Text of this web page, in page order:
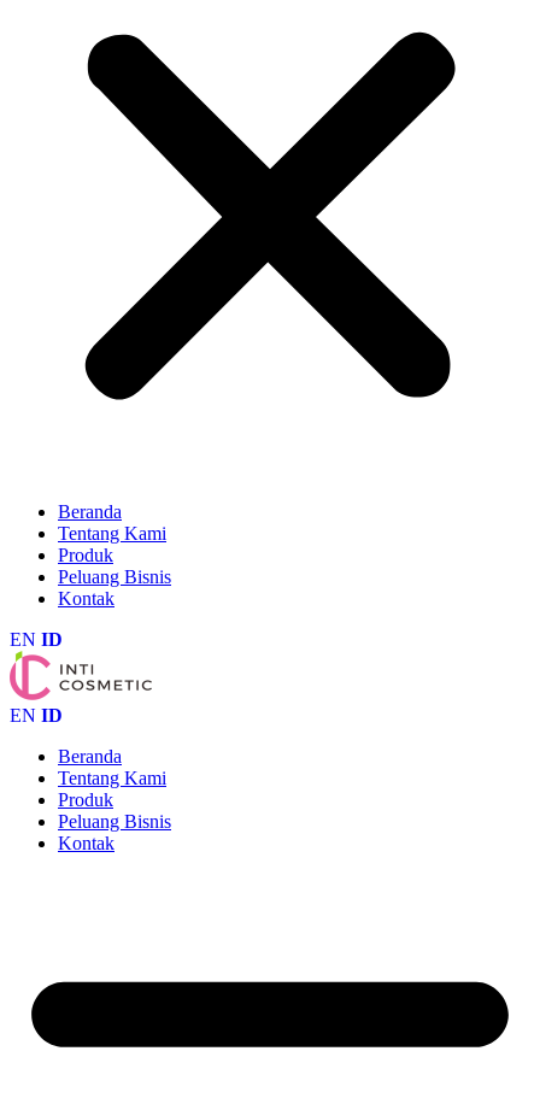
Beranda
Tentang Kami
Produk
Peluang Bisnis
Kontak
EN ID
EN ID
Beranda
Tentang Kami
Produk
Peluang Bisnis
Kontak